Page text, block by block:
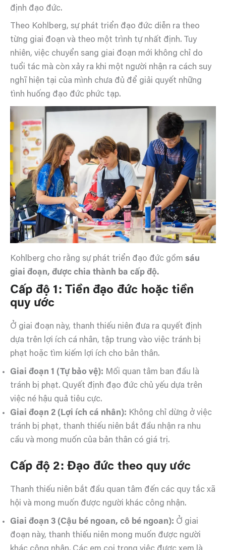
định đạo đức.
Theo Kohlberg, sự phát triển đạo đức diễn ra theo
từng giai đoạn và theo một trình tự nhất định. Tuy
nhiên, việc chuyển sang giai đoạn mới không chỉ do
tuổi tác mà còn xảy ra khi một người nhận ra cách suy
nghĩ hiện tại của mình chưa đủ để giải quyết những
tình huống đạo đức phức tạp.
Kohlberg cho rằng sự phát triển đạo đức gồm sáu
giai đoạn, được chia thành ba cấp độ.
Cấp độ 1: Tiền đạo đức hoặc tiền
quy ước
Ở giai đoạn này, thanh thiếu niên đưa ra quyết định
dựa trên lợi ích cá nhân, tập trung vào việc tránh bị
phạt hoặc tìm kiếm lợi ích cho bản thân.
Giai đoạn 1 (Tự bảo vệ): Mối quan tâm ban đầu là
tránh bị phạt. Quyết định đạo đức chủ yếu dựa trên
việc né hậu quả tiêu cực.
Giai đoạn 2 (Lợi ích cá nhân): Không chỉ dừng ở việc
tránh bị phạt, thanh thiếu niên bắt đầu nhận ra nhu
cầu và mong muốn của bản thân có giá trị.
Cấp độ 2: Đạo đức theo quy ước
Thanh thiếu niên bắt đầu quan tâm đến các quy tắc xã
hội và mong muốn được người khác công nhận.
Giai đoạn 3 (Cậu bé ngoan, cô bé ngoan): Ở giai
đoạn này, thanh thiếu niên mong muốn được người